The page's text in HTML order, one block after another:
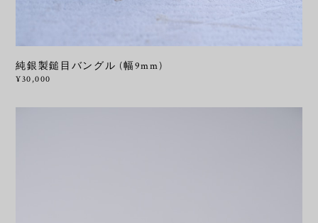
純銀製鎚目バングル (幅9mm)
¥30,000